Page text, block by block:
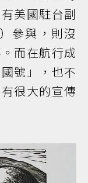
美國駐台副
參與，則沒
而在航行成
號」，也不
很大的宣傳